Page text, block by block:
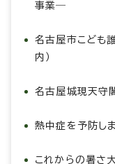
事業―
名古屋市こども
内）
名古屋城現天守
熱中症を予防しま
これからの暑さ